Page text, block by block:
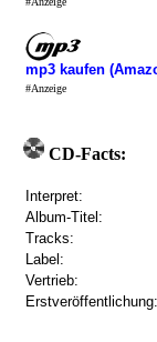
mp3 kaufen
#Anzeige
CD-Facts:
Interpret:
Album-Titel:
Tracks:
Label:
Vertrieb:
Erstveröffentlichung: